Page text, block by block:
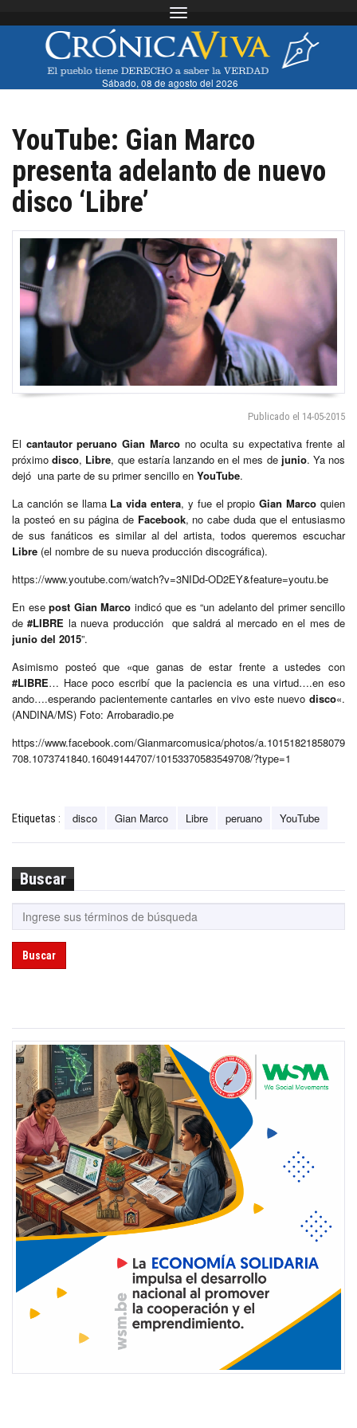
Toggle navigation
Sábado, 08 de agosto del 2026
YouTube: Gian Marco
presenta adelanto de nuevo
disco ‘Libre’
Publicado el 14-05-2015
El cantautor peruano Gian Marcono oculta su expectativa frente al
próximodisco, Libre, que estaría lanzando en el mes de junio. Ya nos
dejó una parte de su primer sencillo en YouTube.
La canción se llama La vida entera, y fue el propioGian Marco quien
la posteó en su página de Facebook, no cabe duda que el entusiasmo
de sus fanáticos es similar al del artista, todos queremos escuchar
Libre (el nombre de su nueva producción discográfica).
https://www.youtube.com/watch?v=3NIDd-OD2EY&feature=youtu.be
En ese post Gian Marco indicó que es “un adelanto del primer sencillo
de#LIBRE la nueva producción que saldrá al mercado en el mes de
junio del 2015”.
Asimismo posteó que «que ganas de estar frente a ustedes con
#LIBRE… Hace poco escribí que la paciencia es una virtud….en eso
ando….esperando pacientemente cantarles en vivo este nuevo disco«.
(ANDINA/MS) Foto: Arrobaradio.pe
https://www.facebook.com/Gianmarcomusica/photos/a.10151821858079
708.1073741840.16049144707/10153370583549708/?type=1
Etiquetas : disco Gian Marco Libre peruano YouTube
Buscar
Buscar